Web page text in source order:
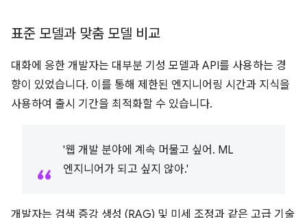
표준 모델과 맞춤 모델 비교
대화에 응한 개발자는 대부분 기성 모델과 API를 사용하는 경
향이 있었습니다. 이를 통해 제한된 엔지니어링 시간과 지식을
사용하여 출시 기간을 최적화할 수 있습니다.
'웹 개발 분야에 계속 머물고 싶어. ML
엔지니어가 되고 싶지 않아.'
개발자는 검색 증강 생성 (RAG) 및 미세 조정과 같은 고급 기술